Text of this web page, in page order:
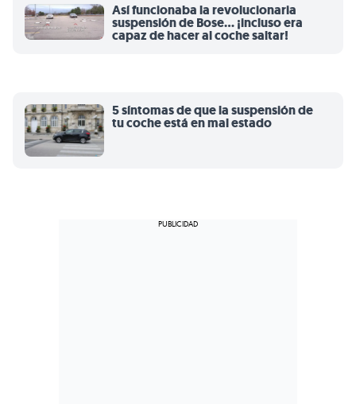
hidroneumática?Así funcionaba la revolucionaria
suspensión de Bose... ¡incluso era
capaz de hacer al coche saltar!
5 síntomas de que la suspensión de
tu coche está en mal estado